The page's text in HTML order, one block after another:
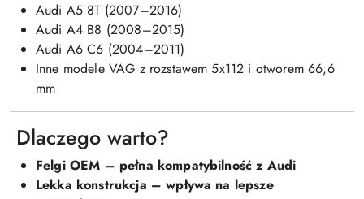
Audi A5 8T (2007–2016)
Audi A4 B8 (2008–2015)
Audi A6 C6 (2004–2011)
Inne modele VAG z rozstawem 5x112 i otworem 66,6
mm
Dlaczego warto?
Felgi OEM – pełna kompatybilność z Audi
Lekka konstrukcja – wpływa na lepsze